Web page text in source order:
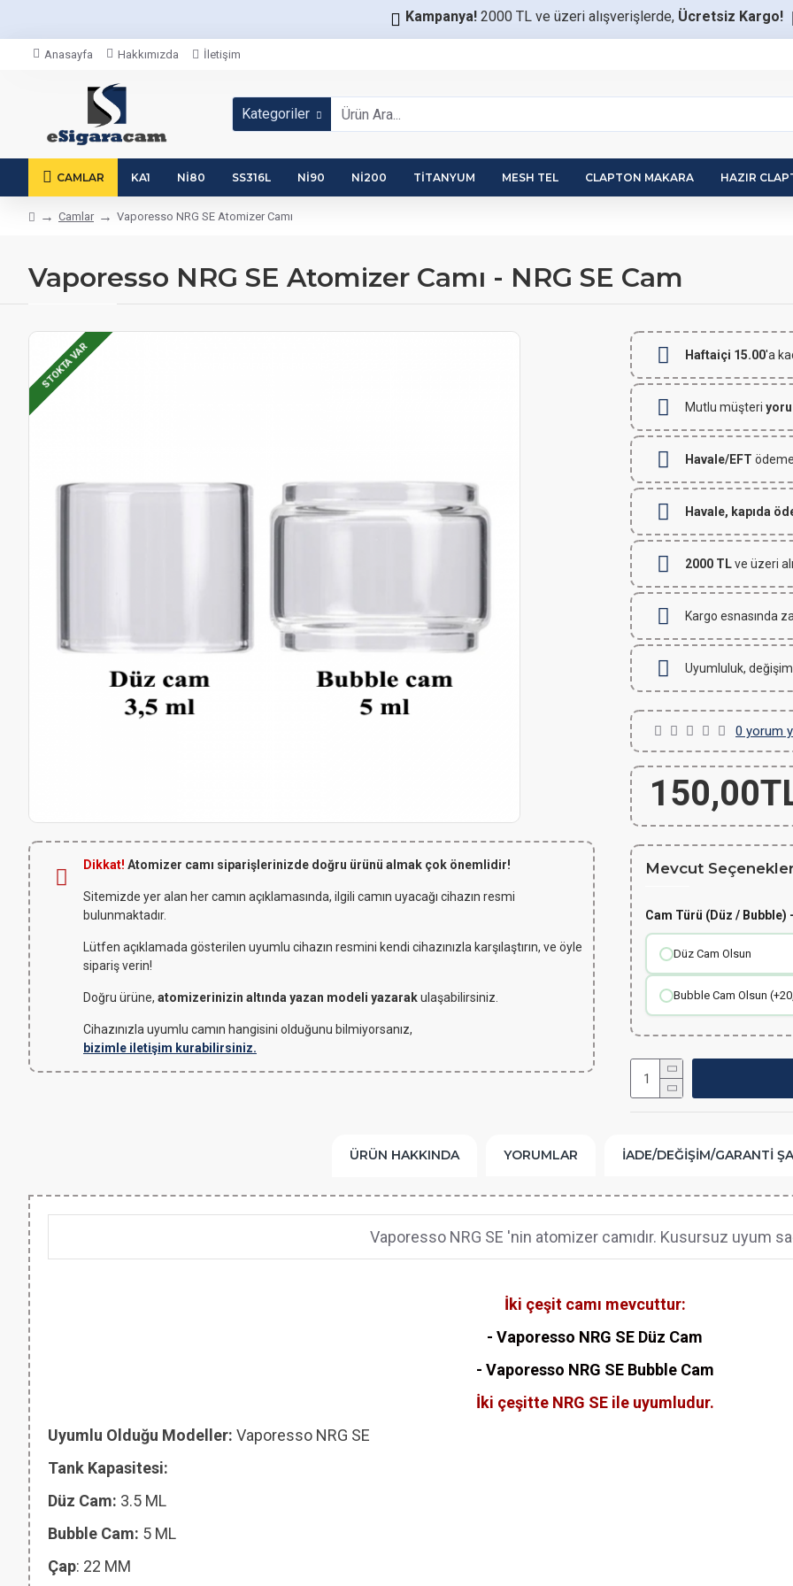
Kampanya! 2000 TL ve üzeri alışverişlerde, Ücretsiz Kargo!
Anasayfa Hakkımızda İletişim
Kategoriler
CAMLAR KA1 NI80 SS316L NI90 NI200 TITANYUM MESH TEL CLAPTON MAKARA HAZIR
Camlar Vaporesso NRG SE Atomizer Camı
Vaporesso NRG SE Atomizer Camı - NRG SE Cam
STOKTA VAR
Dikkat! Atomizer camı siparişlerinizde doğru ürünü almak çok önemlidir!
Sitemizde yer alan her camın açıklamasında, ilgili camın uyacağı cihazın resmi
bulunmaktadır.
Lütfen açıklamada gösterilen uyumlu cihazın resmini kendi cihazınızla karşılaştırın, ve öyle
sipariş verin!
Doğru ürüne, atomizerinizin altında yazan modeli yazarakulaşabilirsiniz.
Cihazınızla uyumlu camın hangisini olduğunu bilmiyorsanız,
bizimle iletişim kurabilirsiniz.
Haftaiçi 15.00'a
Mutlu müşteri
Havale/EFT
Havale, kapıda
2000 TLve üzeri
Kargo esnasında
Uyumluluk,
0 yorum
Mevcut
Cam Türü (Düz /
Düz Cam Olsun
Bubble Cam Olsun
ÜRÜN HAKKINDA YORUMLAR İADE/DEĞIŞIM/GARANTI
Vaporesso NRG SE 'nin atomizer camıdır. Kusursuz uyum
İki çeşit camı mevcuttur:
- Vaporesso NRG SE Düz Cam
- Vaporesso NRG SE Bubble Cam
İki çeşitte NRG SE ile uyumludur.
Uyumlu Olduğu Modeller: Vaporesso NRG SE
Tank Kapasitesi:
Düz Cam: 3.5 ML
Bubble Cam: 5 ML
Çap: 22 MM